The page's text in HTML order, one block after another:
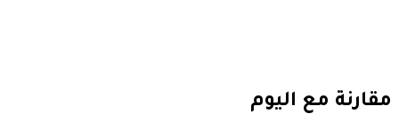
مقارنة مع اليوم